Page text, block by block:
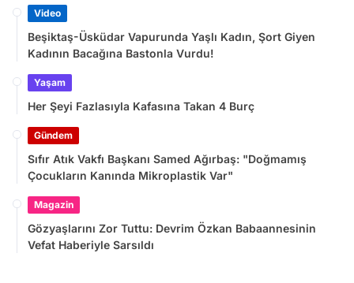
Video
Beşiktaş-Üsküdar Vapurunda Yaşlı Kadın, Şort Giyen
Kadının Bacağına Bastonla Vurdu!
Yaşam
Her Şeyi Fazlasıyla Kafasına Takan 4 Burç
Gündem
Sıfır Atık Vakfı Başkanı Samed Ağırbaş: "Doğmamış
Çocukların Kanında Mikroplastik Var"
Magazin
Gözyaşlarını Zor Tuttu: Devrim Özkan Babaannesinin
Vefat Haberiyle Sarsıldı